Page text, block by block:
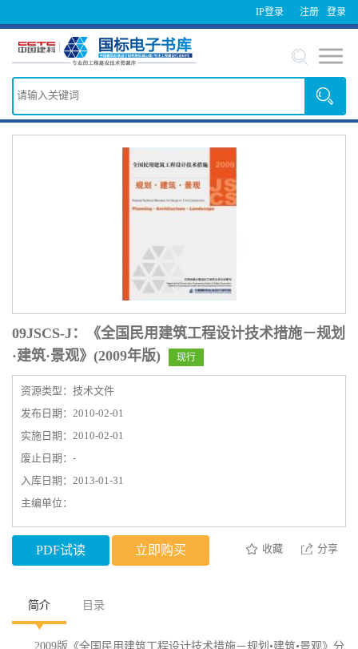
IP登录 登录
注册
09JSCS-J：《全国民用建筑工程设计技术措施－规划
·建筑·景观》(2009年版)
现行
资源类型：技术文件
发布日期：2010-02-01
实施日期：2010-02-01
废止日期：-
入库日期：2013-01-31
主编单位：
PDF试读 立即购买 收藏 分享
简介 目录
2009版《全国民用建筑工程设计技术措施－规划•建筑•景观》分